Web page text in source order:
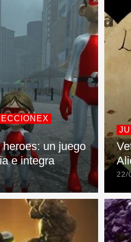
un juego
e integra
22/